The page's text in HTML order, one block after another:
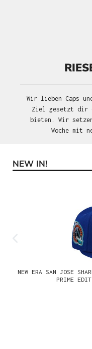
Wir lieben Caps
Ziel gesetzt dir
bieten. Wir
Woche mit
Produktgalerie
NEW IN!
NEW ERA SAN JOSE
PRIME